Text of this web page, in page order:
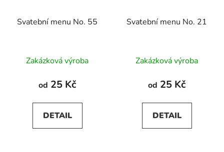
Svatební menu No. 55
Zakázková výroba
od 25 Kč
DETAIL
Svatební menu No. 21
Zakázková výroba
od 25 Kč
DETAIL